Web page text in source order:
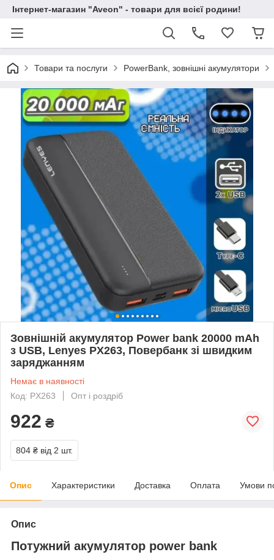
Інтернет-магазин "Aveon" - товари для всієї родини!
Товари та послуги PowerBank, зовнішні акумулятори
Зовнішній акумулятор Power bank 20000 mAh
з USB, Lenyes PX263, Повербанк зі швидким
заряджанням
Немає в наявності
Код: PX263
Опт і роздріб
922 ₴
804 ₴ від 2 шт.
Опис Характеристики Доставка Оплата Умови
Опис
Потужний акумулятор power bank